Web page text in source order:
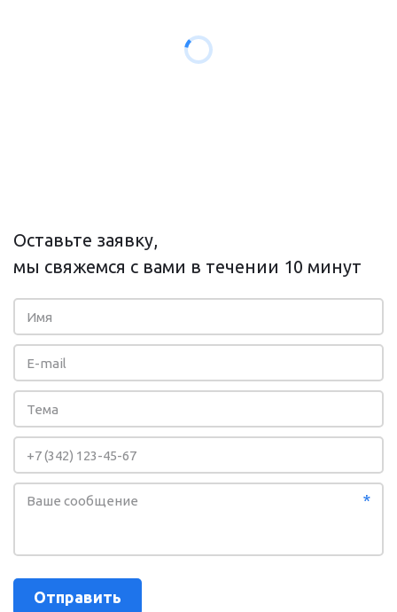
Оставьте заявку,
мы свяжемся с вами в течении 10 минут
*
Отправить